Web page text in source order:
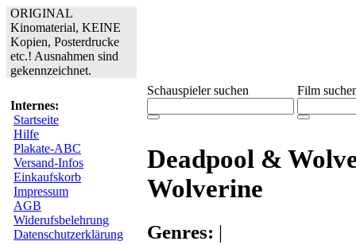
ORIGINAL
Kinomaterial, KEINE
Kopien, Posterdrucke
etc.! Ausnahmen sind
gekennzeichnet.
Internes:
Startseite
Hilfe
Plakate-ABC
Versand-Infos
Einkaufskorb
Impressum
AGB
Widerufsbelehrung
Datenschutzerklärung
Schauspieler suchen Film
Deadpool &
Wolverine
Genres: |